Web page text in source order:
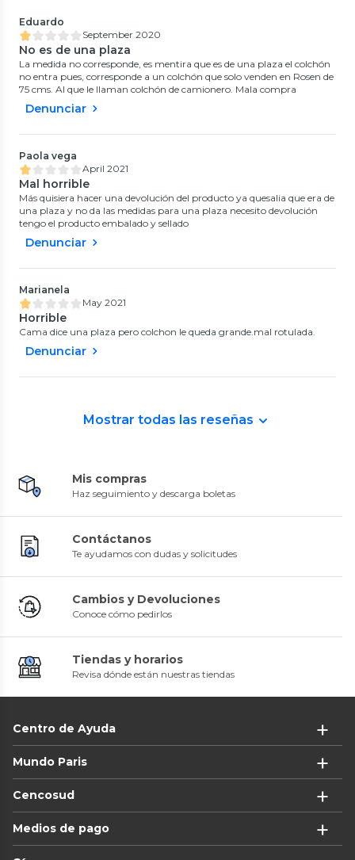
Eduardo
September 2020
No es de una plaza
La medida no corresponde, es mentira que es de una plaza el colchón
no entra pues, corresponde a un colchón que solo venden en Rosen de
75 cms. Al que le llaman colchón de camionero. Mala compra
Denunciar
Paola vega
April 2021
Mal horrible
Más quisiera hacer una devolución del producto ya quesalia que era de
una plaza y no da las medidas para una plaza necesito devolución
tengo el producto embalado y sellado
Denunciar
Marianela
May 2021
Horrible
Cama dice una plaza pero colchon le queda grande.mal rotulada.
Denunciar
Mostrar todas las reseñas
Mis compras
Haz seguimiento y descarga boletas
Contáctanos
Te ayudamos con dudas y solicitudes
Cambios y Devoluciones
Conoce cómo pedirlos
Tiendas y horarios
Revisa dónde están nuestras tiendas
Centro de Ayuda
Mundo Paris
Cencosud
Medios de pago